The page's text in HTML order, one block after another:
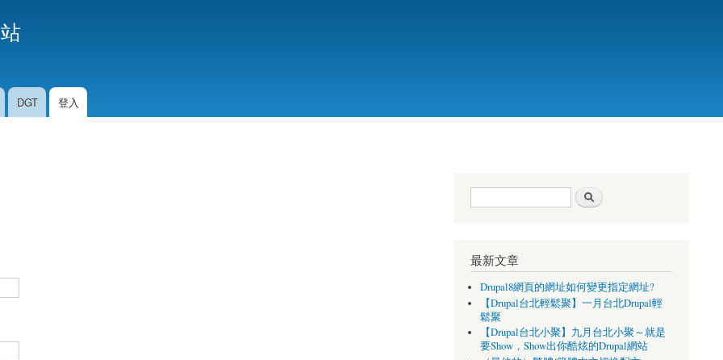
DGT 登入
搜尋表單
最新文章
Drupal8網頁的網址如何變更指定網址?
【Drupal台北輕鬆聚】一月台北Drupal輕
鬆聚
【Drupal台北小聚】九月台北小聚～就是
要Show，Show出你酷炫的Drupal網站